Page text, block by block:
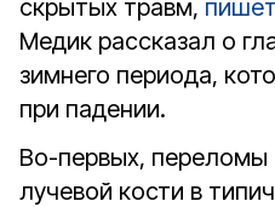
скрытых травм, пишет
Медик рассказал о
зимнего периода,
при падении.
Во-первых, переломы
лучевой кости в